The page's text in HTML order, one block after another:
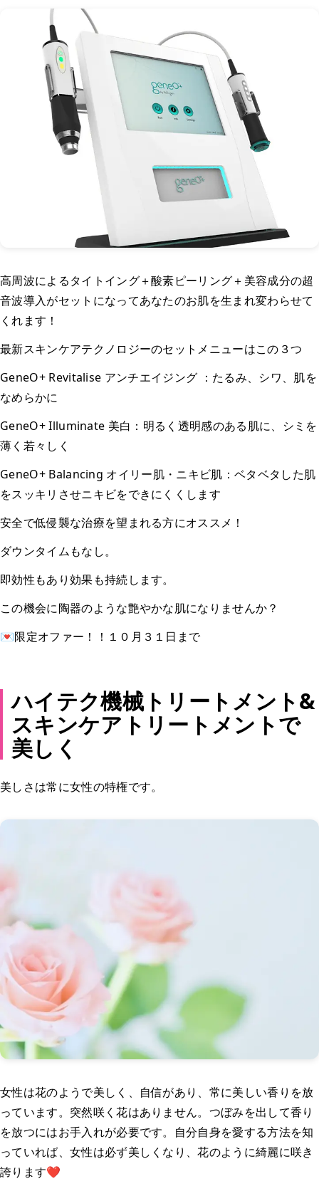
高周波によるタイトイング＋酸素ピーリング＋美容成分の超
音波導入がセットになってあなたのお肌を生まれ変わらせて
くれます！
最新スキンケアテクノロジーのセットメニューはこの３つ
GeneO+ Revitalise アンチエイジング ：たるみ、シワ、肌を
なめらかに
GeneO+ Illuminate 美白：明るく透明感のある肌に、シミを
薄く若々しく
GeneO+ Balancing オイリー肌・ニキビ肌：ベタベタした肌
をスッキリさせニキビをできにくくします
安全で低侵襲な治療を望まれる方にオススメ！
ダウンタイムもなし。
即効性もあり効果も持続します。
この機会に陶器のような艶やかな肌になりませんか？
💌限定オファー！！１０月３１日まで
ハイテク機械トリートメント&
スキンケアトリートメントで
美しく
美しさは常に女性の特権です。
女性は花のようで美しく、自信があり、常に美しい香りを放
っています。突然咲く花はありません。つぼみを出して香り
を放つにはお手入れが必要です。自分自身を愛する方法を知
っていれば、女性は必ず美しくなり、花のように綺麗に咲き
誇ります❤️